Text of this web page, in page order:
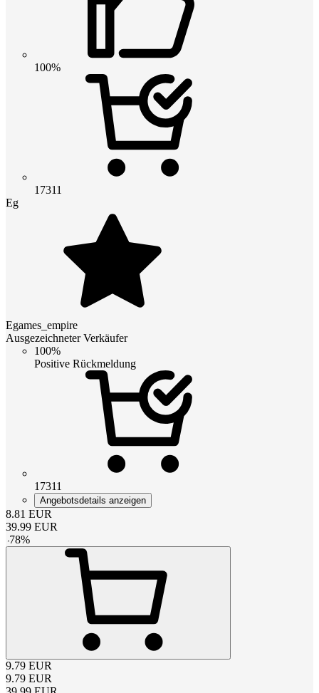
100%
17311
Eg
Egames_empire
Ausgezeichneter Verkäufer
100%
Positive Rückmeldung
17311
Angebotsdetails anzeigen
8.81 EUR
39.99 EUR
-78%
9.79 EUR
9.79 EUR